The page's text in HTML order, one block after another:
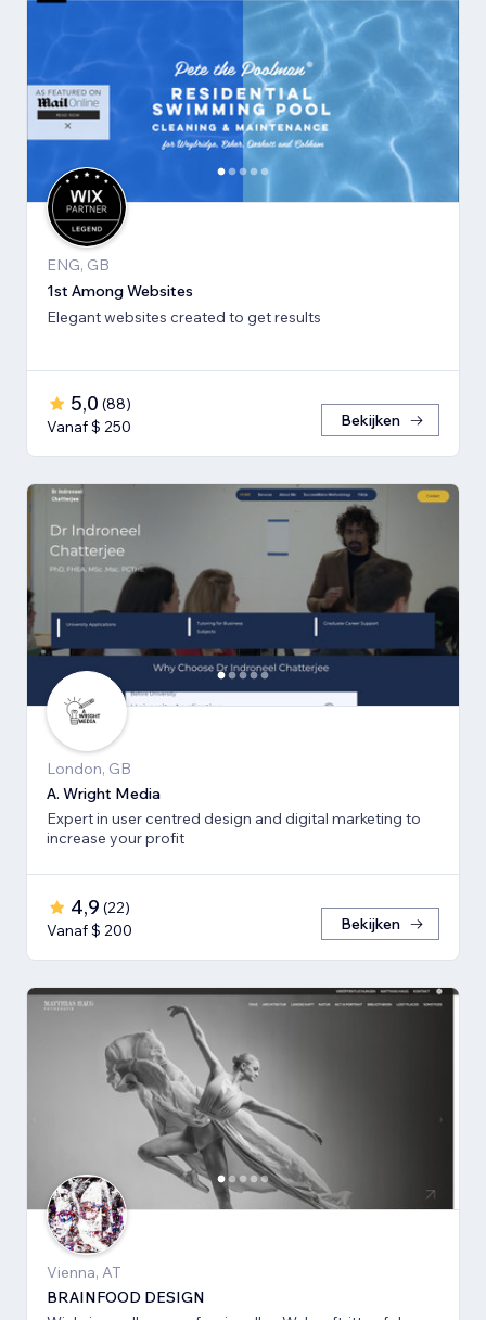
ENG, GB
1st Among Websites
Elegant websites created to get results
5,0 (88)
Vanaf $ 250
Bekijken
London, GB
A. Wright Media
Expert in user centred design and digital marketing to
increase your profit
4,9 (22)
Vanaf $ 200
Bekijken
Vienna, AT
BRAINFOOD DESIGN